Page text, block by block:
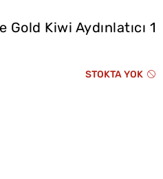
Kiwi Aydınlatıcı 1
STOKTA YOK